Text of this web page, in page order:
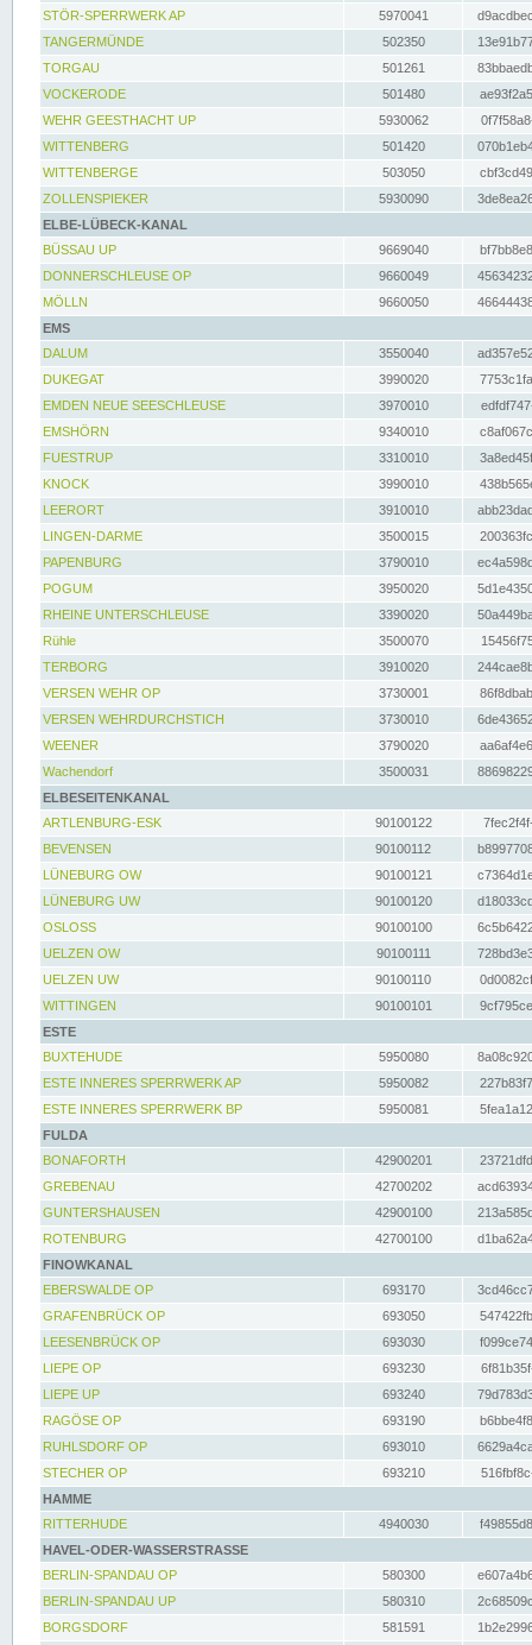
STÖR-SPERRWERK AP 5970041
TANGERMÜNDE
502350
TORGAU
501261
VOCKERODE
501480
WEHR GEESTHACHT UP
5930062
WITTENBERG
501420
WITTENBERGE
503050
ZOLLENSPIEKER
5930090
ELBE-LÜBECK-KANAL
BÜSSAU UP
9669040
DONNERSCHLEUSE OP
9660049
MÖLLN
9660050
EMS
DALUM
3550040
DUKEGAT
3990020
EMDEN NEUE SEESCHLEUSE
3970010
EMSHÖRN
9340010
FUESTRUP
3310010
KNOCK
3990010
LEERORT
3910010
LINGEN-DARME
3500015
PAPENBURG
3790010
POGUM
3950020
RHEINE UNTERSCHLEUSE
3390020
Rühle
3500070
TERBORG
3910020
VERSEN WEHR OP
3730001
VERSEN WEHRDURCHSTICH
3730010
WEENER
3790020
Wachendorf
3500031
ELBESEITENKANAL
ARTLENBURG-ESK
90100122
BEVENSEN
90100112
LÜNEBURG OW
90100121
LÜNEBURG UW
90100120
OSLOSS
90100100
UELZEN OW
90100111
UELZEN UW
90100110
WITTINGEN
90100101
ESTE
BUXTEHUDE
5950080
ESTE INNERES SPERRWERK AP
5950082
ESTE INNERES SPERRWERK BP
5950081
FULDA
BONAFORTH
42900201
GREBENAU
42700202
GUNTERSHAUSEN
42900100
ROTENBURG
42700100
FINOWKANAL
EBERSWALDE OP
693170
GRAFENBRÜCK OP
693050
LEESENBRÜCK OP
693030
LIEPE OP
693230
LIEPE UP
693240
RAGÖSE OP
693190
RUHLSDORF OP
693010
STECHER OP
693210
HAMME
RITTERHUDE
4940030
HAVEL-ODER-WASSERSTRASSE
BERLIN-SPANDAU OP
580300
BERLIN-SPANDAU UP
580310
BORGSDORF
581591